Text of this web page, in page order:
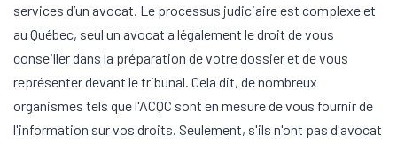
services d’un avocat. Le processus judiciaire est complexe et
au Québec, seul un avocat a légalement le droit de vous
conseiller dans la préparation de votre dossier et de vous
représenter devant le tribunal. Cela dit, de nombreux
organismes tels que l'ACQC sont en mesure de vous fournir de
l'information sur vos droits. Seulement, s'ils n'ont pas d'avocat